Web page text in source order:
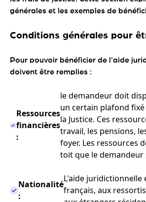
générales et les exemples de
Conditions générales pour
Pour pouvoir bénéficier de l'aide
doivent être remplies :
Ressources
financières
:
le demandeur doit
un certain plafond
la Justice. Ces
travail, les pensions,
foyer. Les ressources
toit que le
Nationalité
:
L'aide juridictionnelle
français, aux